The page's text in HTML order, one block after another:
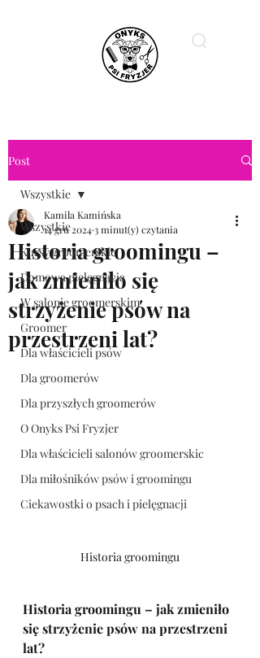
Post
Wszystkie
Kursy groomerskie
Domowa pielęgnacja
W salonie groomerskim
Groomer
Dla właścicieli psów
Dla groomerów
Dla przyszłych groomerów
O Onyks Psi Fryzjer
Dla właścicieli salonów groomerskic
Dla miłośników psów i groomingu
Ciekawostki o psach i pielęgnacji
Wszystkie
Historia groomingu –
jak zmieniło się
strzyżenie psów na
przestrzeni lat?
Kamila Kamińska
14 gru 20243 minut(y) czytania
Historia groomingu
Historia groomingu – jak zmieniło
się strzyżenie psów na przestrzeni
lat?